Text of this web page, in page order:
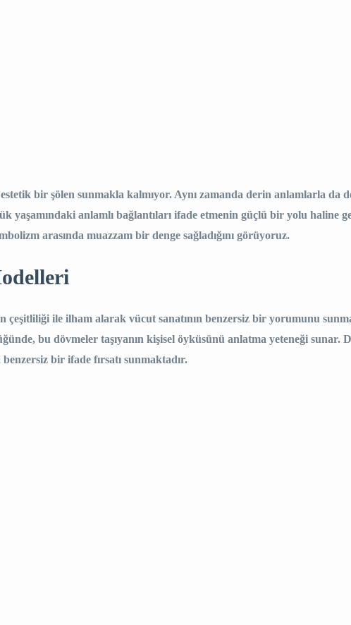
bir şölen sunmakla kalmıyor. Aynı zamanda derin anlamlarla da
yaşamındaki anlamlı bağlantıları ifade etmenin güçlü bir yolu haline
arasında muazzam bir denge sağladığını görüyoruz.
çeşitliliği ile ilham alarak vücut sanatının benzersiz bir yorumunu
bu dövmeler taşıyanın kişisel öyküsünü anlatma yeteneği sunar.
bir ifade fırsatı sunmaktadır.